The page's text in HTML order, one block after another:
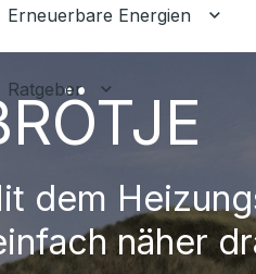
Erneuerbare Energien
Ratgeber Untermenü für
dem
näher